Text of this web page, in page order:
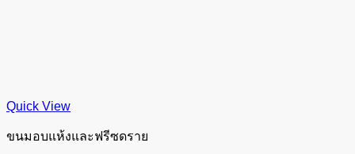
Quick View
ขนมอบแห้งและฟรีซดราย